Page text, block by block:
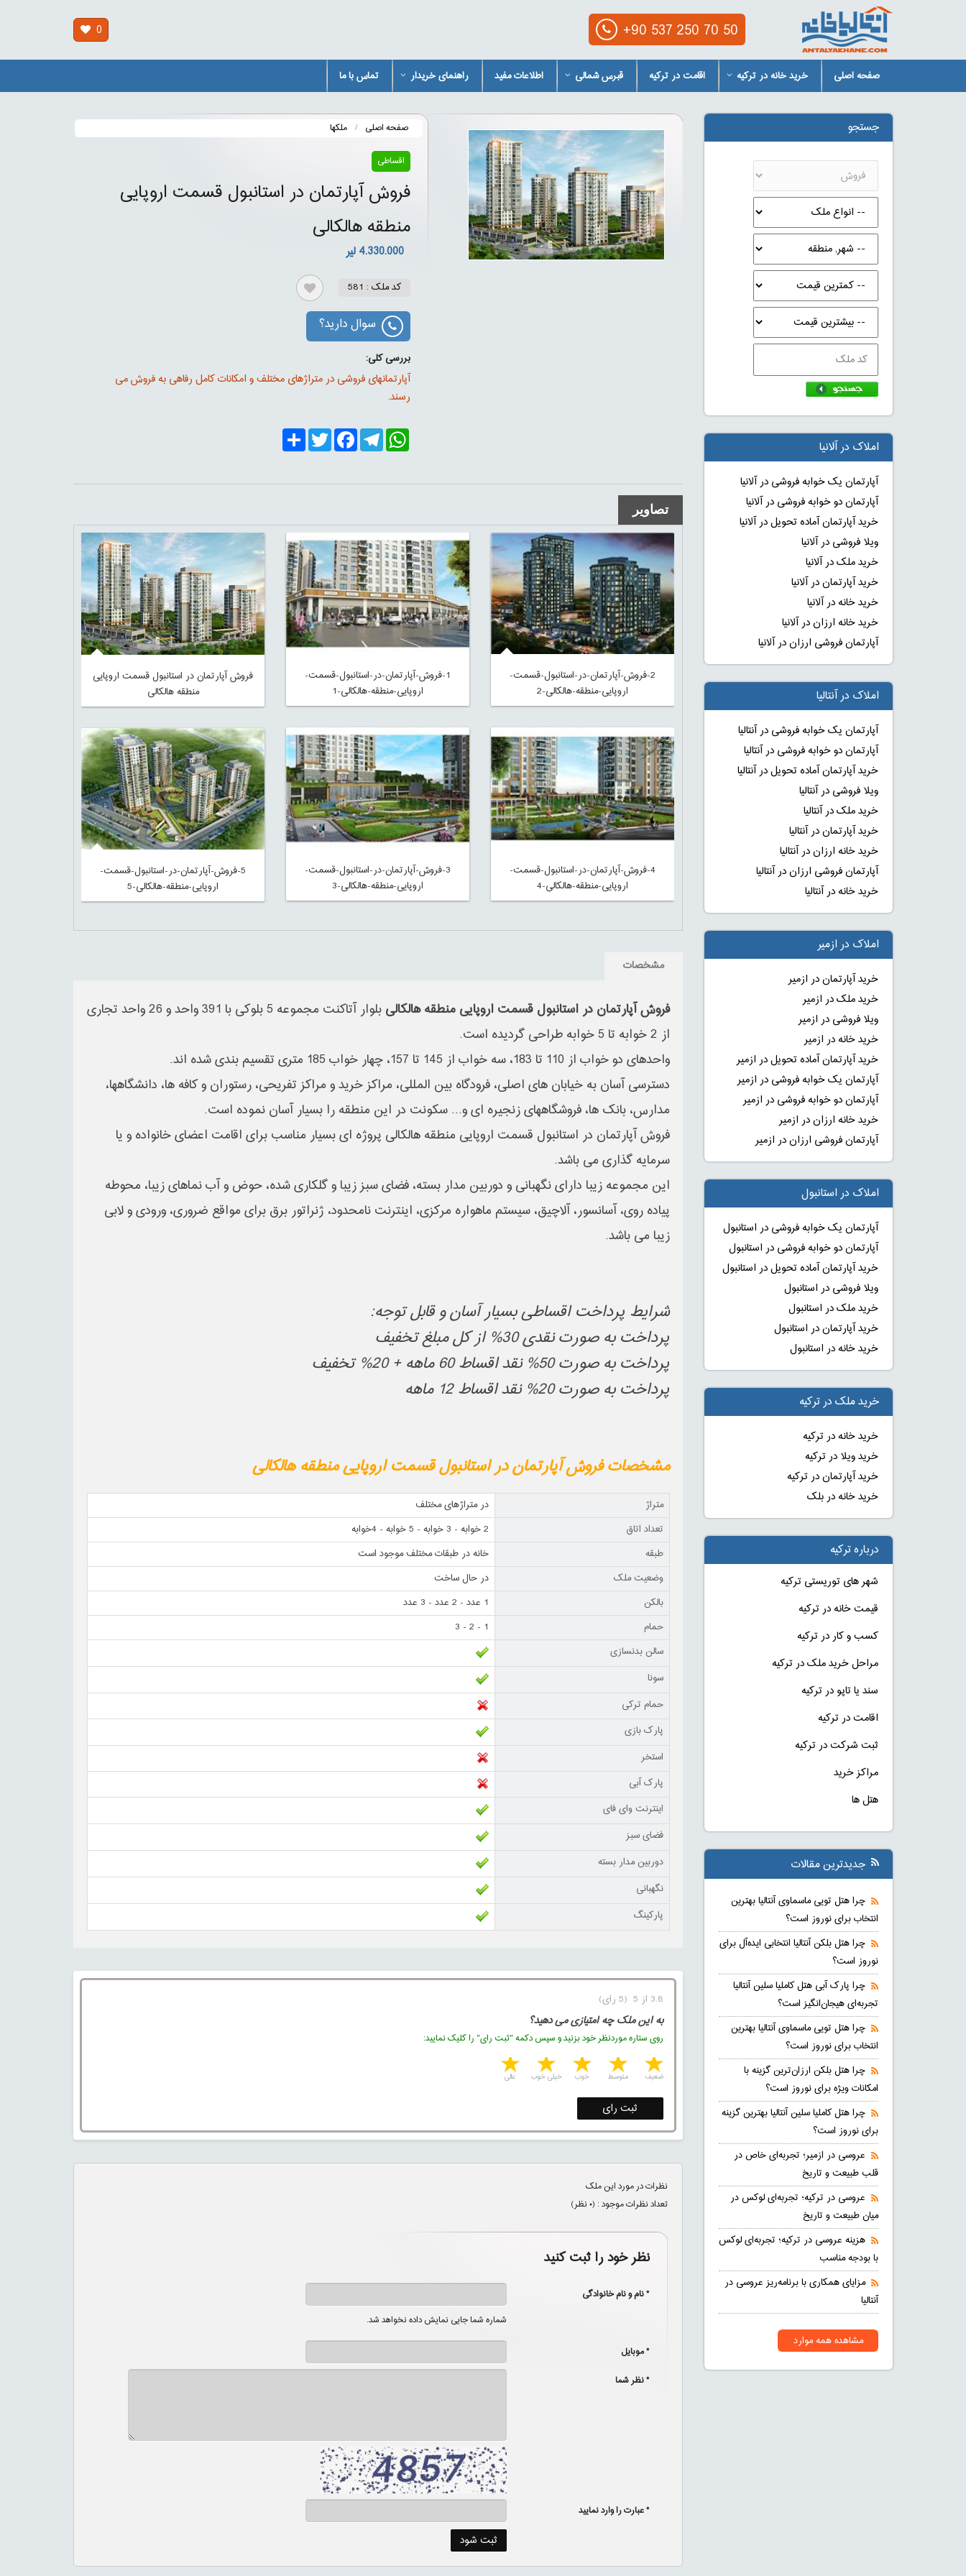
0 +90 537 250 70 50
صفحه اصلی خرید خانه در ترکیه اقامت در ترکیه قبرس شمالی اطلاعات مفید راهنمای خریدار تماس با ما
صفحه اصلی ملکها
اقساطی
فروش آپارتمان در استانبول قسمت اروپایی
منطقه هالکالی
4.330.000 لیر
کد ملک : 581
سوال دارید؟
بررسی کلی:
آپارتمانهای فروشی در متراژهای مختلف و امکانات کامل رفاهی به فروش می
رسند.
ShareTwitter
FacebookTelegramWhatsApp
تصاویر
فروش آپارتمان در استانبول قسمت اروپایی
منطقه هالکالی
1-فروش-آپارتمان-در-استانبول-قسمت-
اروپایی-منطقه-هالکالی-1
2-فروش-آپارتمان-در-استانبول-قسمت-
اروپایی-منطقه-هالکالی-2
3-فروش-آپارتمان-در-استانبول-قسمت-
اروپایی-منطقه-هالکالی-3
4-فروش-آپارتمان-در-استانبول-قسمت-
اروپایی-منطقه-هالکالی-4
5-فروش-آپارتمان-در-استانبول-قسمت-
اروپایی-منطقه-هالکالی-5
مشخصات
فروش آپارتمان در استانبول قسمت اروپایی منطقه هالکالی
بلوار آتاکنت مجموعه 5 بلوکی با 391 واحد و 26 واحد تجاری
از 2 خوابه تا 5 خوابه طراحی گردیده است.
واحدهای دو خواب از 110 تا 183، سه خواب از 145 تا 157، چهار خواب 185 متری تقسیم بندی شده اند.
دسترسی آسان به خیابان های اصلی، فرودگاه بین المللی، مراکز خرید و مراکز تفریحی، رستوران و کافه ها، دانشگاهها،
مدارس، بانک ها، فروشگاههای زنجیره ای و... سکونت در این منطقه را بسیار آسان نموده است.
فروش آپارتمان در استانبول قسمت اروپایی منطقه هالکالی پروژه ای بسیار مناسب برای اقامت اعضای خانواده و یا
سرمایه گذاری می باشد.
این مجموعه زیبا دارای نگهبانی و دوربین مدار بسته، فضای سبز زیبا و گلکاری شده، حوض و آب نماهای زیبا، محوطه
پیاده روی، آسانسور، آلاچیق، سیستم ماهواره مرکزی، اینترنت نامحدود، ژنراتور برق برای مواقع ضروری، ورودی و لابی
زیبا می باشد.
شرایط پرداخت اقساطی بسیار آسان و قابل توجه:
پرداخت به صورت نقدی 30% از کل مبلغ تخفیف
پرداخت به صورت 50% نقد اقساط 60 ماهه + 20% تخفیف
پرداخت به صورت 20% نقد اقساط 12 ماهه
مشخصات فروش آپارتمان در استانبول قسمت اروپایی منطقه هالکالی
متراژ
در متراژهای مختلف
تعداد اتاق
2 خوابه - 3 خوابه - 5 خوابه - 4خوابه
طبقه
خانه در طبقات مختلف موجود است
وضعیت ملک
در حال ساخت
بالکن
1 عدد - 2 عدد - 3 عدد
حمام
1 - 2 - 3
سالن بدنسازی
سونا
حمام ترکی
پارک بازی
استخر
پارک آبی
اینترنت وای فای
فضای سبز
دوربین مدار بسته
نگهبانی
پارکینگ
3.8 از 5 (5 رای)
به این ملک چه امتیازی می دهید؟
روی ستاره موردنظر خود بزنید و سپس دکمه "ثبت رای" را کلیک نمایید:
4 stars 3 stars 2 stars 1 star عالی خیلی خوب خوب متوسط ضعیف
ثبت رای
نظرات در مورد این ملک
تعداد نظرات موجود : (۰نظر)
نظر خود را ثبت کنید
* نام و نام خانوادگی
شماره شما جایی نمایش داده نخواهد شد.
* موبایل
* نظر شما
* عبارت را وارد نمایید
جستجو
املاک در آلانیا
آپارتمان یک خوابه فروشی در آلانیا
آپارتمان دو خوابه فروشی در آلانیا
خرید آپارتمان آماده تحویل در آلانیا
ویلا فروشی در آلانیا
خرید ملک در آلانیا
خرید آپارتمان در آلانیا
خرید خانه در آلانیا
خرید خانه ارزان در آلانیا
آپارتمان فروشی ارزان در آلانیا
املاک در آنتالیا
آپارتمان یک خوابه فروشی در آنتالیا
آپارتمان دو خوابه فروشی در آنتالیا
خرید آپارتمان آماده تحویل در آنتالیا
ویلا فروشی در آنتالیا
خرید ملک در آنتالیا
خرید آپارتمان در آنتالیا
خرید خانه ارزان در آنتالیا
آپارتمان فروشی ارزان در آنتالیا
خرید خانه در آنتالیا
املاک در ازمیر
خرید آپارتمان در ازمیر
خرید ملک در ازمیر
ویلا فروشی در ازمیر
خرید خانه در ازمیر
خرید آپارتمان آماده تحویل در ازمیر
آپارتمان یک خوابه فروشی در ازمیر
آپارتمان دو خوابه فروشی در ازمیر
خرید خانه ارزان در ازمیر
آپارتمان فروشی ارزان در ازمیر
املاک در استانبول
آپارتمان یک خوابه فروشی در استانبول
آپارتمان دو خوابه فروشی در استانبول
خرید آپارتمان آماده تحویل در استانبول
ویلا فروشی در استانبول
خرید ملک در استانبول
خرید آپارتمان در استانبول
خرید خانه در استانبول
خرید ملک در ترکیه
خرید خانه در ترکیه
خرید ویلا در ترکیه
خرید آپارتمان در ترکیه
خرید خانه در بلک
درباره ترکیه
شهر های توریستی ترکیه
قیمت خانه در ترکیه
کسب و کار در ترکیه
مراحل خرید ملک در ترکیه
سند یا تاپو در ترکیه
اقامت در ترکیه
ثبت شرکت در ترکیه
مراکز خرید
هتل ها
جدیدترین مقالات
چرا هتل تویی ماسماوی آنتالیا بهترین
انتخاب برای نوروز است؟
چرا هتل بلکن آنتالیا انتخابی ایده‌آل برای
نوروز است؟
چرا پارک آبی هتل کاملیا سلین آنتالیا
تجربه‌ای هیجان‌انگیز است؟
چرا هتل تویی ماسماوی آنتالیا بهترین
انتخاب برای نوروز است؟
چرا هتل بلکن ارزان‌ترین گزینه با
امکانات ویژه برای نوروز است؟
چرا هتل کاملیا سلین آنتالیا بهترین گزینه
برای نوروز است؟
عروسی در ازمیر؛ تجربه‌ای خاص در
قلب طبیعت و تاریخ
عروسی در ترکیه؛ تجربه‌ای لوکس در
میان طبیعت و تاریخ
هزینه عروسی در ترکیه؛ تجربه‌ای لوکس
با بودجه مناسب
مزایای همکاری با برنامه‌ریز عروسی در
آنتالیا
مشاهده همه موارد